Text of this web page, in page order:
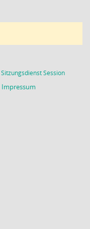
SitzungsdienstSession(Wird in
Impressum